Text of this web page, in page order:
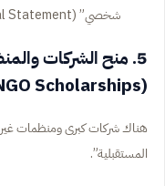
شخصي” (Personal Statement) يعبر عن شخصيتك وتجربتك.
5. منح الشركات
(Corporate/NGO Scholarships)
هناك شركات كبرى ومنظمات
المستقبلية”.